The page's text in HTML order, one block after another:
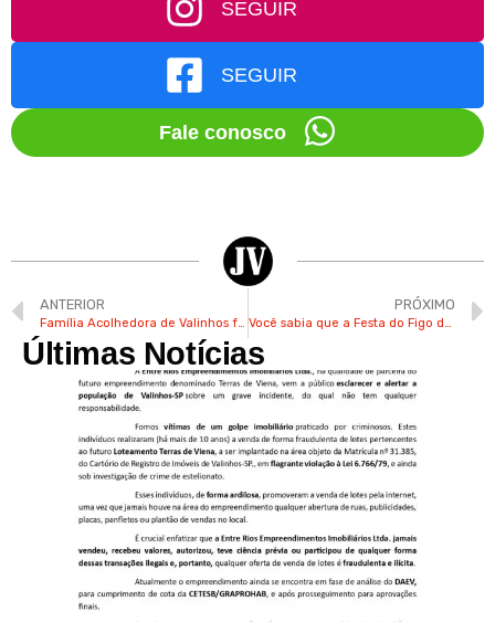
SEGUIR
SEGUIR
Fale conosco
ANTERIOR
Família Acolhedora de Valinhos faz a diferença na vida de crianças com amor e dedicação
PRÓXIMO
Você sabia que a Festa do Figo de Valinhos já foi realizada na Praça Washington Luís?
Últimas Notícias